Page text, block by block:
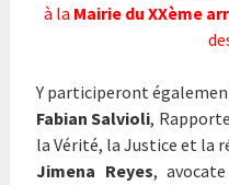
à la Mairie du XXème
Y participeront
Fabian Salvioli,
la Vérité, la Justice et la
Jimena Reyes,